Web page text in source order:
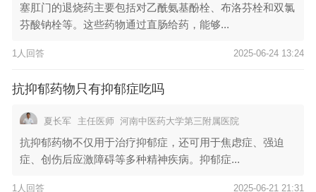
塞肛门的退烧药主要包括对乙酰氨基酚栓、布洛芬栓和双氯
芬酸钠栓等。这些药物通过直肠给药，能够...
1人回答 2025-06-24 13:24
抗抑郁药物只有抑郁症吃吗
夏长军 主任医师 河南中医药大学第三附属医院
抗抑郁药物不仅用于治疗抑郁症，还可用于焦虑症、强迫
症、创伤后应激障碍等多种精神疾病。抑郁症...
1人回答 2025-06-21 21:31